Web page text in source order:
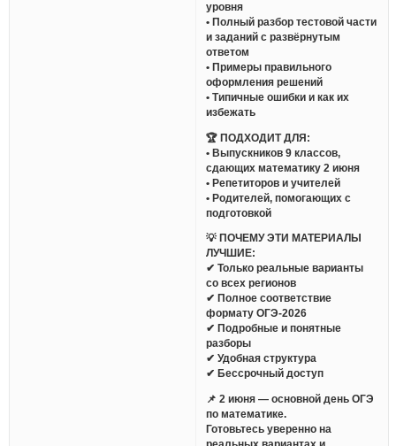
уровня
• Полный разбор тестовой части
и заданий с развёрнутым
ответом
• Примеры правильного
оформления решений
• Типичные ошибки и как их
избежать
🏆 ПОДХОДИТ ДЛЯ:
• Выпускников 9 классов,
сдающих математику 2 июня
• Репетиторов и учителей
• Родителей, помогающих с
подготовкой
💡 ПОЧЕМУ ЭТИ МАТЕРИАЛЫ
ЛУЧШИЕ:
✔ Только реальные варианты
со всех регионов
✔ Полное соответствие
формату ОГЭ-2026
✔ Подробные и понятные
разборы
✔ Удобная структура
✔ Бессрочный доступ
📌 2 июня — основной день ОГЭ
по математике.
Готовьтесь уверенно на